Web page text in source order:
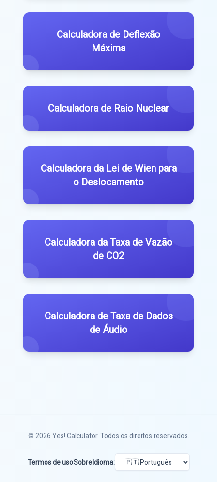
Calculadora de Deflexão
Máxima
Calculadora de Raio Nuclear
Calculadora da Lei de Wien para
o Deslocamento
Calculadora da Taxa de Vazão
de CO2
Calculadora de Taxa de Dados
de Áudio
© 2026 Yes! Calculator. Todos os direitos reservados.
Termos de usoSobre Idioma: